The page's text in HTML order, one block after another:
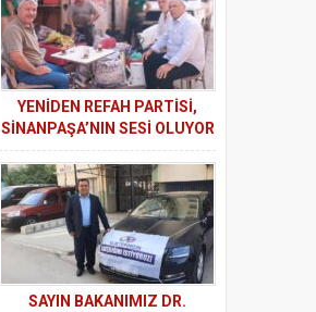
YENİDEN REFAH PARTİSİ,
SİNANPAŞA’NIN SESİ OLUYOR
SAYIN BAKANIMIZ DR.